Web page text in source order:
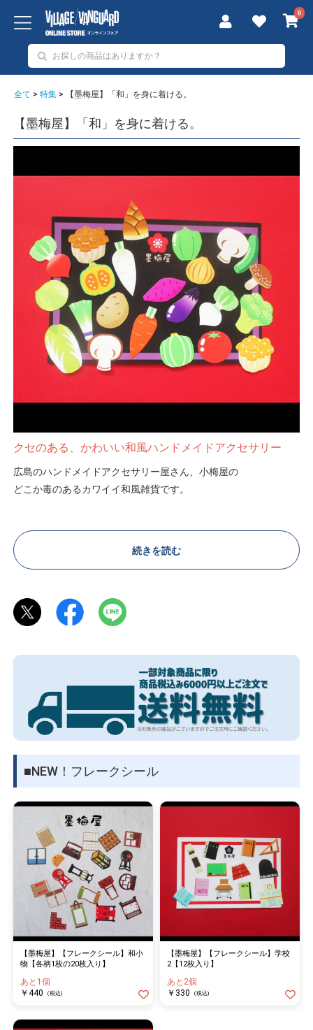
0
全て > 特集 > 【墨梅屋】「和」を身に着ける。
【墨梅屋】「和」を身に着ける。
クセのある、かわいい和風ハンドメイドアクセサリー
広島のハンドメイドアクセサリー屋さん、小梅屋の
どこか毒のあるカワイイ和風雑貨です。
はたまた和装を一層引き立てるひとつのアイテムとして
様々なシーンで使っていただけます♪
感じて頂けたら嬉しいです。
続きを読む
■NEW！フレークシール
【墨梅屋】【フレークシール】和小
物【各柄1枚の20枚入り】
あと1個
￥440
(税込)
【墨梅屋】【フレークシール】学校
2【12枚入り】
あと2個
￥330
(税込)